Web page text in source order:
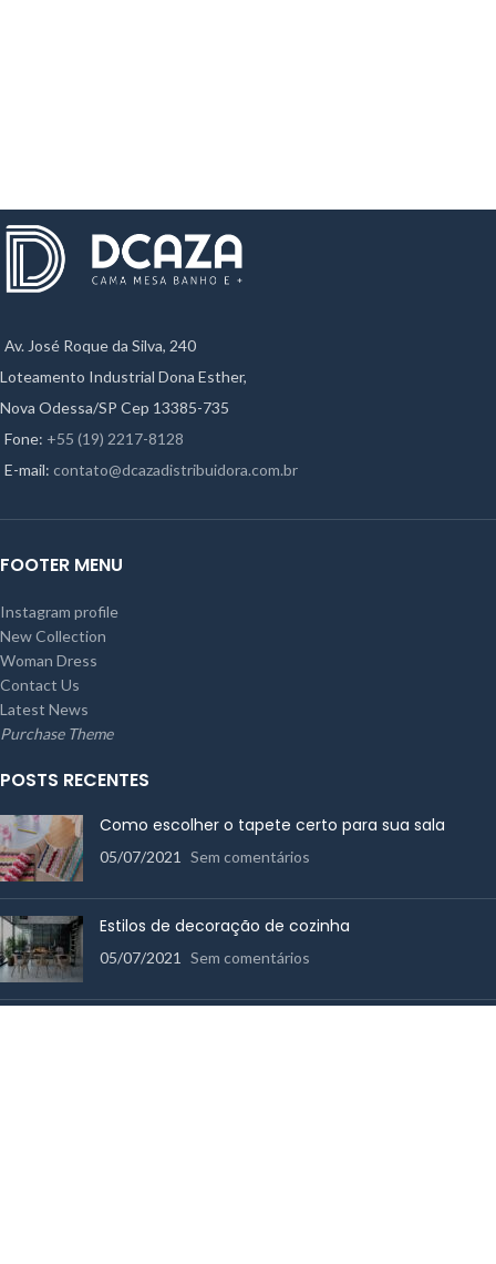
Av. José Roque da Silva, 240
Loteamento Industrial Dona Esther,
Nova Odessa/SP Cep 13385-735
Fone: +55 (19) 2217-8128
E-mail: contato@dcazadistribuidora.com.br
FOOTER MENU
Instagram profile
New Collection
Woman Dress
Contact Us
Latest News
Purchase Theme
POSTS RECENTES
Como escolher o tapete certo para sua sala
05/07/2021 Sem comentários
Estilos de decoração de cozinha
05/07/2021 Sem comentários